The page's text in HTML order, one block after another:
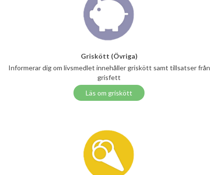
Griskött (Övriga)
Informerar dig om livsmedlet innehåller griskött samt tillsatser från
grisfett
Läs om griskött